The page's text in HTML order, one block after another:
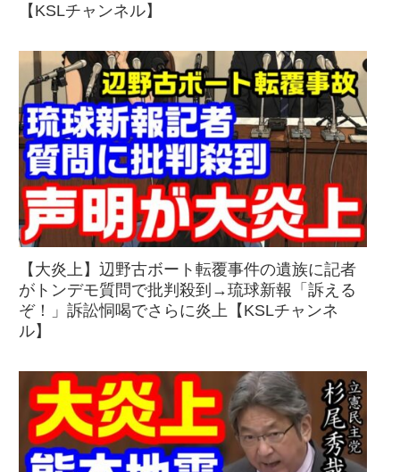
【KSLチャンネル】
【大炎上】辺野古ボート転覆事件の遺族に記者
がトンデモ質問で批判殺到→琉球新報「訴える
ぞ！」訴訟恫喝でさらに炎上【KSLチャンネ
ル】